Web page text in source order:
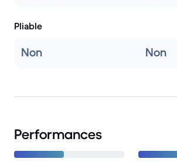
Pliable
Non Non
Performances